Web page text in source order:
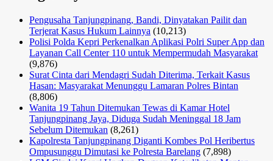
Pengusaha Tanjungpinang, Bandi, Dinyatakan Pailit dan
Terjerat Kasus Hukum Lainnya (10,213)
Polisi Polda Kepri Perkenalkan Aplikasi Polri Super App dan
Layanan Call Center 110 untuk Mempermudah Masyarakat
(9,876)
Surat Cinta dari Mendagri Sudah Diterima, Terkait Kasus
Hasan: Masyarakat Menunggu Lamaran Polres Bintan
(8,806)
Wanita 19 Tahun Ditemukan Tewas di Kamar Hotel
Tanjungpinang Jaya, Diduga Sudah Meninggal 18 Jam
Sebelum Ditemukan (8,261)
Kapolresta Tanjungpinang Diganti Kombes Pol Heribertus
Ompusunggu Dimutasi ke Polresta Barelang (7,898)